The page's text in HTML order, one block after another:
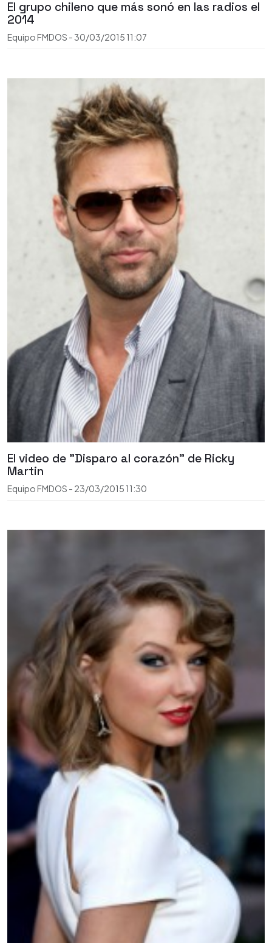
El grupo chileno que más sonó en las radios el
2014
Equipo FMDOS -30/03/2015 11:07
El video de "Disparo al corazón" de Ricky
Martin
Equipo FMDOS - 23/03/2015 11:30